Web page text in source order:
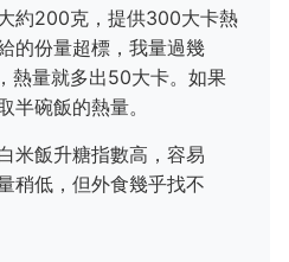
約200克，提供300大卡熱
的份量超標，我量過幾
熱量就多出50大卡。如果
半碗飯的熱量。
米飯升糖指數高，容易
稍低，但外食幾乎找不